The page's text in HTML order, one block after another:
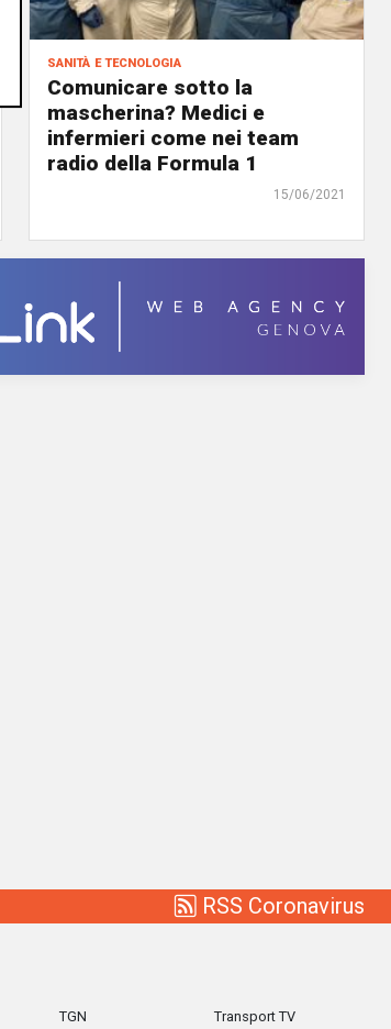
sanità e tecnologia
Comunicare sotto la
mascherina? Medici e
infermieri come nei team
radio della Formula 1
15/06/2021
RSS Coronavirus
TGN
Transport TV